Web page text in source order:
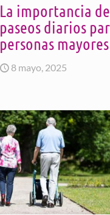
La importancia
paseos diarios
personas mayores
8 mayo, 2025